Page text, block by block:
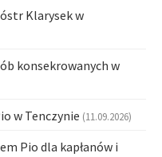
Klarysek w
konsekrowanych w
w Tenczynie (11.09.2026)
Pio dla kapłanów i